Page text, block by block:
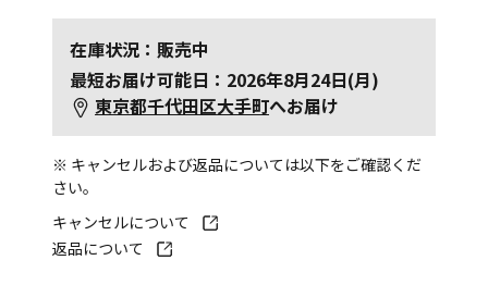
在庫状況：販売中
最短お届け可能日：2026年8月24日(月)
東京都千代田区大手町へお届け
※ キャンセルおよび返品については以下をご確認くだ
さい。
キャンセルについて
返品について